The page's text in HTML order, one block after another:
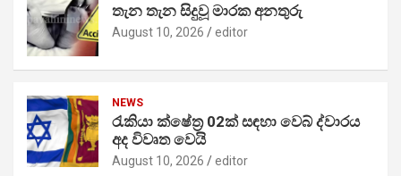
තැන තැන සිදුවූ මාරක අනතුරු
August 10, 2026 editor
NEWS
රැකියා ක්ෂේත්‍ර 02ක් සඳහා වෙබ් ද්වාරය
අද විවෘත වෙයි
August 10, 2026 editor